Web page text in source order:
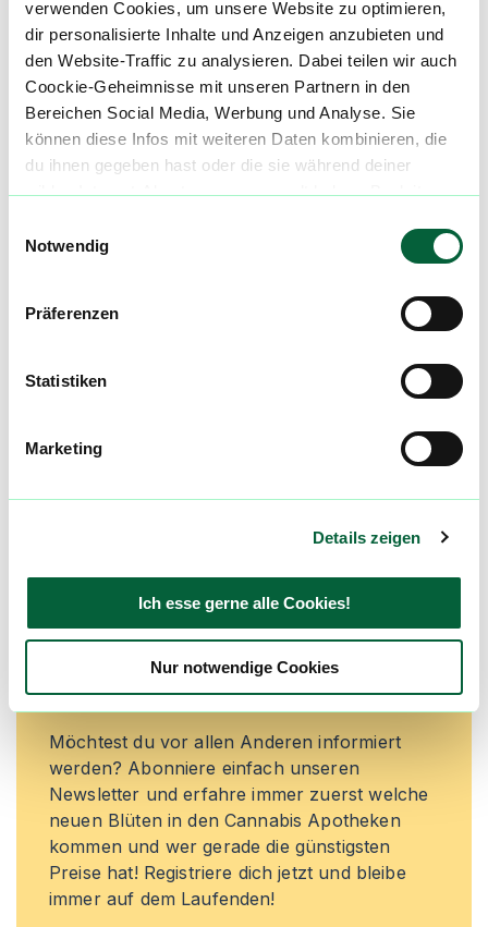
verwenden Cookies, um unsere Website zu optimieren,
dir personalisierte Inhalte und Anzeigen anzubieten und
den Website-Traffic zu analysieren. Dabei teilen wir auch
Coockie-Geheimnisse mit unseren Partnern in den
Bereichen Social Media, Werbung und Analyse. Sie
können diese Infos mit weiteren Daten kombinieren, die
du ihnen gegeben hast oder die sie während deiner
wilden Internet-Abenteuer gesammelt haben. Begleite
Notwendig
Präferenzen
Statistiken
Marketing
Details zeigen
Ich esse gerne alle Cookies!
Nur notwendige Cookies
service@cannabis-sunshine.de
Telefon: 0871 26345
Mach mit in der flowzz.com
Alle wichtigen Daten und Fakten - täglich
aktualisiert! Hilf uns mit Deinen Kommentaren
machen. Melde dich an, um dir deine
Preisreduktionen informiert zu werden und
Neue Cannabisblüten und die
besten Preise nicht mehr
verpassen!
Möchtest du vor allen Anderen informiert
werden? Abonniere einfach unseren
Newsletter und erfahre immer zuerst welche
neuen Blüten in den Cannabis Apotheken
kommen und wer gerade die günstigsten
Preise hat! Registriere dich jetzt und bleibe
immer auf dem Laufenden!